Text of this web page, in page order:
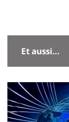
Contenu
de
la
page
Et aussi...
Image